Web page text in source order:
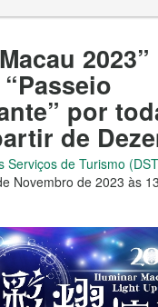
2023”
por
de
Serviços de Turismo
Novembro de 2023 às